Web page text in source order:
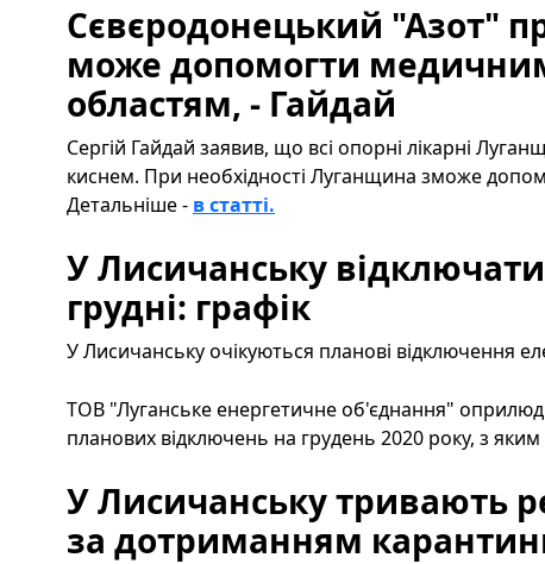
Сєвєродонецький "Азот"
може допомогти
областям, - Гайдай
Сергій Гайдай заявив, що всі опорні лікарні
киснем. При необхідності Луганщина зможе
Детальніше - в статті.
У Лисичанську
грудні: графік
У Лисичанську очікуються планові відключення
ТОВ "Луганське енергетичне об'єднання"
планових відключень на грудень 2020 року, з
У Лисичанську тривають
за дотриманням